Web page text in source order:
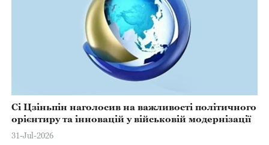
Сі Цзіньпін наголосив на важливості політичного
орієнтиру та інновацій у військовій модернізації
31-Jul-2026